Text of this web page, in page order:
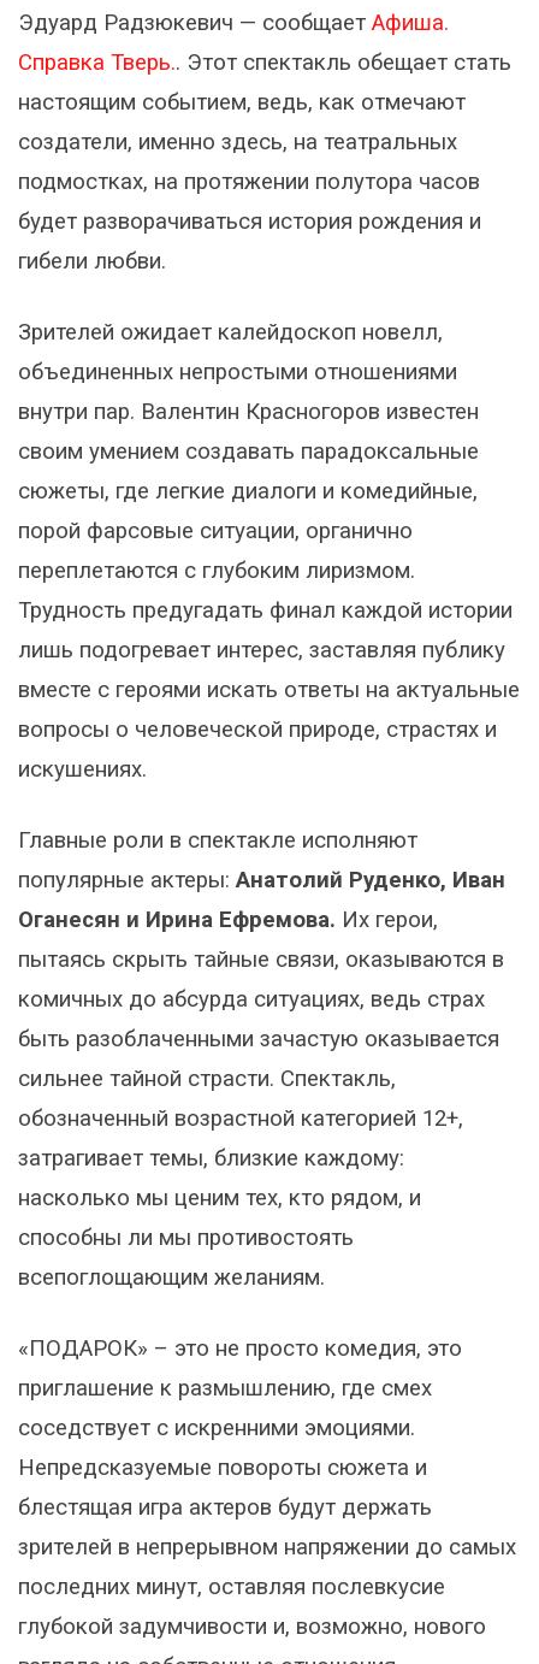
Эдуард Радзюкевич — сообщает Афиша.
Справка Тверь.. Этот спектакль обещает стать
настоящим событием, ведь, как отмечают
создатели, именно здесь, на театральных
подмостках, на протяжении полутора часов
будет разворачиваться история рождения и
гибели любви.
Зрителей ожидает калейдоскоп новелл,
объединенных непростыми отношениями
внутри пар. Валентин Красногоров известен
своим умением создавать парадоксальные
сюжеты, где легкие диалоги и комедийные,
порой фарсовые ситуации, органично
переплетаются с глубоким лиризмом.
Трудность предугадать финал каждой истории
лишь подогревает интерес, заставляя публику
вместе с героями искать ответы на актуальные
вопросы о человеческой природе, страстях и
искушениях.
Главные роли в спектакле исполняют
популярные актеры:Анатолий Руденко, Иван
Оганесян и Ирина Ефремова. Их герои,
пытаясь скрыть тайные связи, оказываются в
комичных до абсурда ситуациях, ведь страх
быть разоблаченными зачастую оказывается
сильнее тайной страсти. Спектакль,
обозначенный возрастной категорией 12+,
затрагивает темы, близкие каждому:
насколько мы ценим тех, кто рядом, и
способны ли мы противостоять
всепоглощающим желаниям.
«ПОДАРОК» – это не просто комедия, это
приглашение к размышлению, где смех
соседствует с искренними эмоциями.
Непредсказуемые повороты сюжета и
блестящая игра актеров будут держать
зрителей в непрерывном напряжении до самых
последних минут, оставляя послевкусие
глубокой задумчивости и, возможно, нового